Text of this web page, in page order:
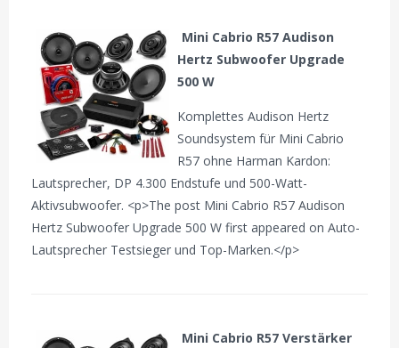
Mini Cabrio R57 Audison
Hertz Subwoofer Upgrade
500 W
Komplettes Audison Hertz
Soundsystem für Mini Cabrio
R57 ohne Harman Kardon:
Lautsprecher, DP 4.300 Endstufe und 500-Watt-
Aktivsubwoofer. <p>The post Mini Cabrio R57 Audison
Hertz Subwoofer Upgrade 500 W first appeared on Auto-
Lautsprecher Testsieger und Top-Marken.</p>
Mini Cabrio R57 Verstärker